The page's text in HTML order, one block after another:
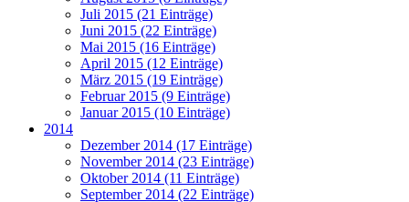
Juli 2015 (21 Einträge)
Juni 2015 (22 Einträge)
Mai 2015 (16 Einträge)
April 2015 (12 Einträge)
März 2015 (19 Einträge)
Februar 2015 (9 Einträge)
Januar 2015 (10 Einträge)
2014
Dezember 2014 (17 Einträge)
November 2014 (23 Einträge)
Oktober 2014 (11 Einträge)
September 2014 (22 Einträge)